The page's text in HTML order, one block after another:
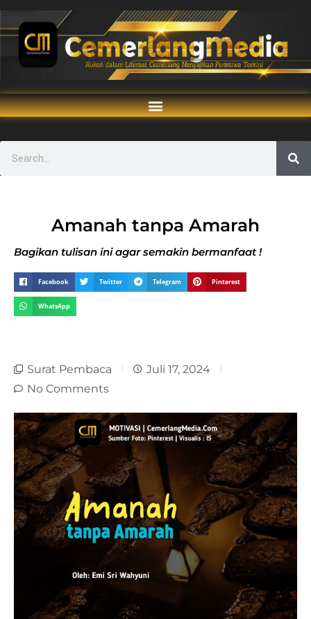
Amanah tanpa Amarah
Bagikan tulisan ini agar semakin bermanfaat !
Facebook Twitter Telegram Pinterest
WhatsApp
Surat Pembaca
Juli 17, 2024
No Comments